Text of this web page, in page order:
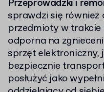
Przeprowadzki i
sprawdzi się również
przedmioty w trakcie
odporna na
sprzęt elektroniczny,
bezpiecznie
posłużyć jako